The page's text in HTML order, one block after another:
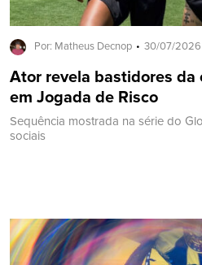
Por: Matheus Decnop 30/07/2026
Ator revela bastidores
em Jogada de Risco
Sequência mostrada na série do
sociais